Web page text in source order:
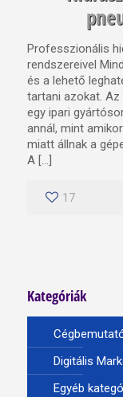
Professzionális
rendszereivel
és a lehető
tartani azokat. Az
egy ipari
annál, mint
miatt állnak a
A […]
17
Kategóriák
Digitális
Egyéb